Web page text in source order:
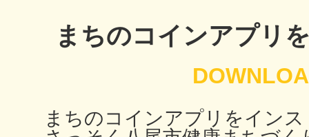
まちのコインアプリ
まちのコインアプリをイン
シモキ